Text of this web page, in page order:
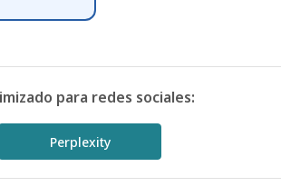
para redes sociales:
Perplexity